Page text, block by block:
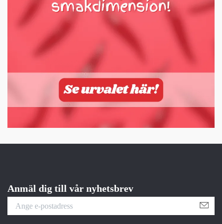
Anmäl dig till vår nyhetsbrev